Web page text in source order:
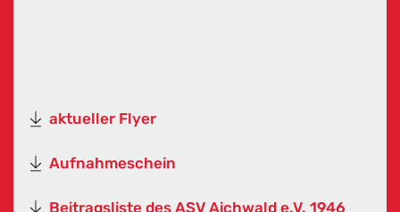
aktueller Flyer
Aufnahmeschein
Beitragsliste des ASV Aichwald e.V. 1946